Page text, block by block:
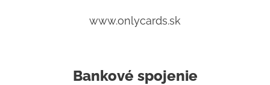
www.onlycards.sk
Bankové spojenie